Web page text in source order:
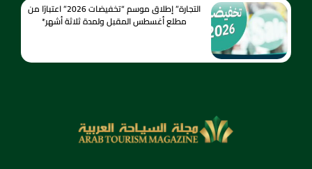
التجارة” إطلاق موسم “تخفيضات 2026” اعتبارًا من
مطلع أغسطس المقبل ولمدة ثلاثة أشهر*